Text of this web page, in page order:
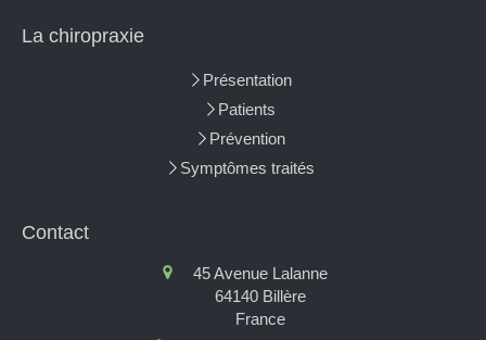
La chiropraxie
Présentation
Patients
Prévention
Symptômes traités
Contact
45 Avenue Lalanne
64140 Billère
France